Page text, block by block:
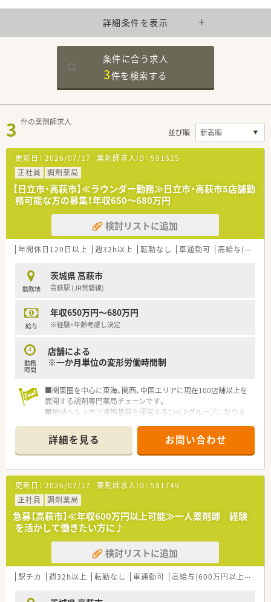
詳細条件を表示
条件に合う求人
3件を検索する
3 件の薬剤師求人
並び順
更新日： 2026/07/17 薬剤師求人ID： 591525
正社員
調剤薬局
【日立市・高萩市】≪ラウンダー勤務≫日立市・高萩市5店舗勤
務可能な方の募集！年収650～680万円
検討リストに追加
年間休日120日以上 週32h以上 転勤なし 車通勤可 高給与(600万円以上)
勤務地
茨城県 高萩市
高萩駅 (JR常磐線)
給与
年収650万円～680万円
※経験・年齢考慮し決定
勤務
時間
店舗による
※一か月単位の変形労働時間制
■関東圏を中心に東海、関西、中国エリアに現在100店舗以上を
展開する調剤専門薬局チェーンです。
■地域ヘルスケア連携基盤を運営するCHCPグループになりま
■グループ全体では2024年1月時点で181店舗の規模になり着実
に成長していっています。
■CHCPは政府の推進する地域包括ケアの担い手として中小企
業を支援しています。
■薬局現場の課題を解決し、様々な支援を行い調剤薬局を発展さ
せています。
■グループ全体では病院も運営し、既に2,250床の病床数を保有
しています。
■薬局事業のほか、バリューアップ事業も行っており病院と薬局
の連携基盤を創っています。
■医療従事者とのコミュニケーションを大切にし、患者ファース
トで働ける環境を構築しています。
詳細を見る お問い合わせ
更新日： 2026/07/17 薬剤師求人ID： 581749
正社員
調剤薬局
急募【高萩市】≪年収600万円以上可能≫一人薬剤師 経験
を活かして働きたい方に♪
検討リストに追加
駅チカ 週32h以上 転勤なし 車通勤可 高給与(600万円以上)